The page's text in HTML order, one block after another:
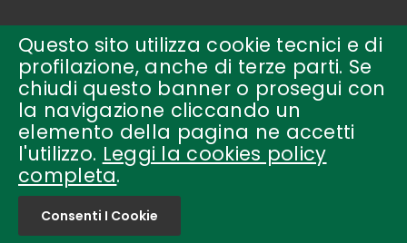
Questo sito utilizza cookie tecnici e di
profilazione, anche di terze parti. Se
chiudi questo banner o prosegui con
la navigazione cliccando un
elemento della pagina ne accetti
l'utilizzo. Leggi la cookies policy
completa.
Consenti I Cookie
Copyright © 2018-present by
edizioni la meridiana Tutti i
diritti riservati.